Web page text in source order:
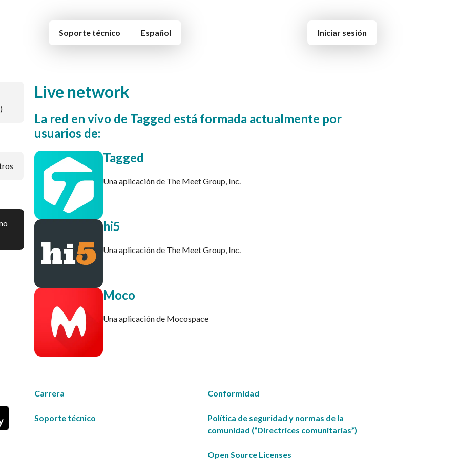
Iniciar sesión
Soporte técnico Español
Live network
La red en vivo de Tagged está formada actualmente por
usuarios de:
Tagged
Una aplicación de The Meet Group, Inc.
hi5
Una aplicación de The Meet Group, Inc.
Moco
Una aplicación de Mocospace
Carrera
Soporte técnico
Conformidad
Política de seguridad y normas de la
comunidad (“Directrices comunitarias”)
Open Source Licenses